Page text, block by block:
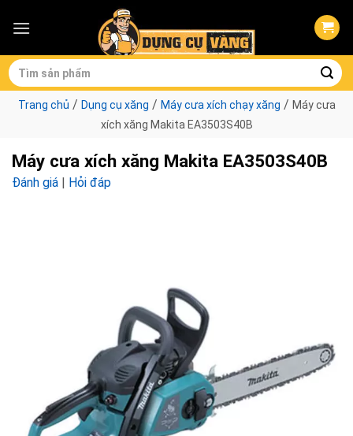
Tìm
kiếm:
Trang chủ / Dụng cụ xăng / Máy cưa xích chạy xăng / Máy cưa
xích xăng Makita EA3503S40B
Máy cưa xích xăng Makita EA3503S40B
Đánh giá | Hỏi đáp